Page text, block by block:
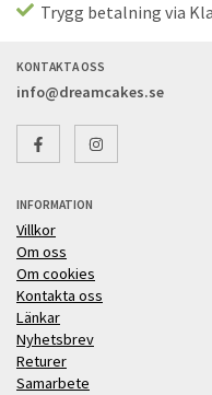
Trygg betalning via
KONTAKTA OSS
info@dreamcakes.se
INFORMATION
Villkor
Om oss
Om cookies
Kontakta oss
Länkar
Nyhetsbrev
Returer
Samarbete